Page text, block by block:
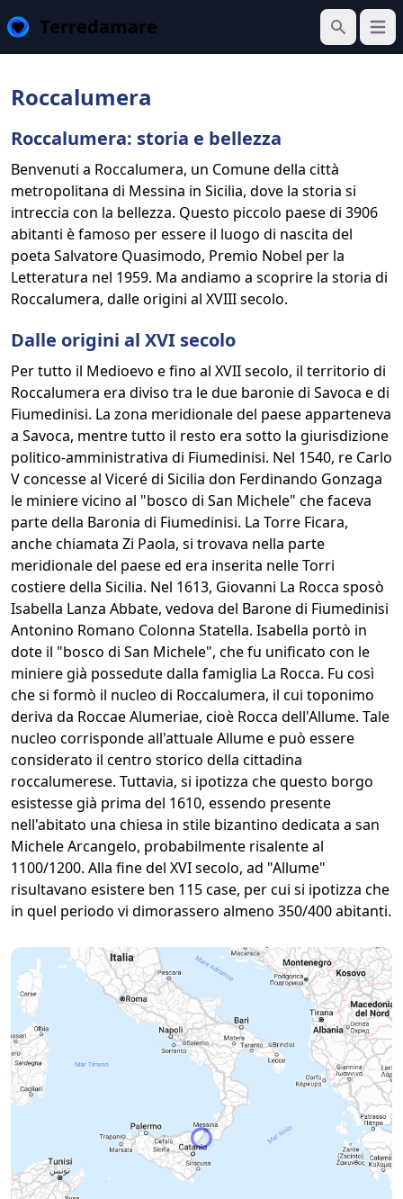
Terredamare
Cerca
Apri
Roccalumera
Roccalumera: storia e bellezza
Benvenuti a Roccalumera, un Comune della città
metropolitana di Messina in Sicilia, dove la storia si
intreccia con la bellezza. Questo piccolo paese di 3906
abitanti è famoso per essere il luogo di nascita del
poeta Salvatore Quasimodo, Premio Nobel per la
Letteratura nel 1959. Ma andiamo a scoprire la storia di
Roccalumera, dalle origini al XVIII secolo.
Dalle origini al XVI secolo
Per tutto il Medioevo e fino al XVII secolo, il territorio di
Roccalumera era diviso tra le due baronie di Savoca e di
Fiumedinisi. La zona meridionale del paese apparteneva
a Savoca, mentre tutto il resto era sotto la giurisdizione
politico-amministrativa di Fiumedinisi. Nel 1540, re Carlo
V concesse al Viceré di Sicilia don Ferdinando Gonzaga
le miniere vicino al "bosco di San Michele" che faceva
parte della Baronia di Fiumedinisi. La Torre Ficara,
anche chiamata Zi Paola, si trovava nella parte
meridionale del paese ed era inserita nelle Torri
costiere della Sicilia. Nel 1613, Giovanni La Rocca sposò
Isabella Lanza Abbate, vedova del Barone di Fiumedinisi
Antonino Romano Colonna Statella. Isabella portò in
dote il "bosco di San Michele", che fu unificato con le
miniere già possedute dalla famiglia La Rocca. Fu così
che si formò il nucleo di Roccalumera, il cui toponimo
deriva da Roccae Alumeriae, cioè Rocca dell'Allume. Tale
nucleo corrisponde all'attuale Allume e può essere
considerato il centro storico della cittadina
roccalumerese. Tuttavia, si ipotizza che questo borgo
esistesse già prima del 1610, essendo presente
nell'abitato una chiesa in stile bizantino dedicata a san
Michele Arcangelo, probabilmente risalente al
1100/1200. Alla fine del XVI secolo, ad "Allume"
risultavano esistere ben 115 case, per cui si ipotizza che
in quel periodo vi dimorassero almeno 350/400 abitanti.